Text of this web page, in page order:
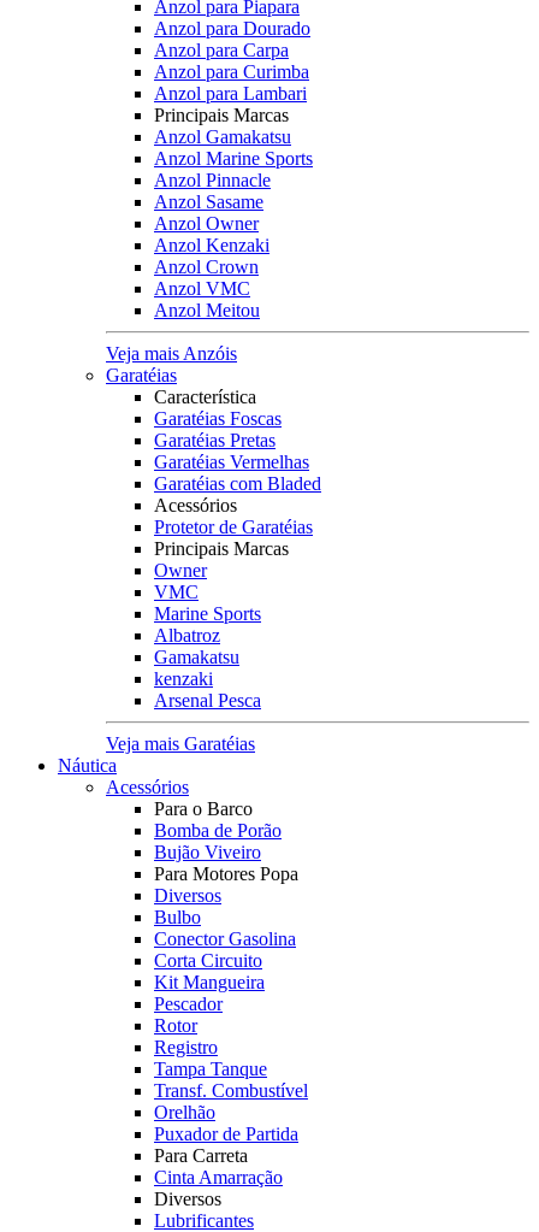
Anzol para Piapara
Anzol para Dourado
Anzol para Carpa
Anzol para Curimba
Anzol para Lambari
Principais Marcas
Anzol Gamakatsu
Anzol Marine Sports
Anzol Pinnacle
Anzol Sasame
Anzol Owner
Anzol Kenzaki
Anzol Crown
Anzol VMC
Anzol Meitou
Veja mais Anzóis
Garatéias
Característica
Garatéias Foscas
Garatéias Pretas
Garatéias Vermelhas
Garatéias com Bladed
Acessórios
Protetor de Garatéias
Principais Marcas
Owner
VMC
Marine Sports
Albatroz
Gamakatsu
kenzaki
Arsenal Pesca
Veja mais Garatéias
Náutica
Acessórios
Para o Barco
Bomba de Porão
Bujão Viveiro
Para Motores Popa
Diversos
Bulbo
Conector Gasolina
Corta Circuito
Kit Mangueira
Pescador
Rotor
Registro
Tampa Tanque
Transf. Combustível
Orelhão
Puxador de Partida
Para Carreta
Cinta Amarração
Diversos
Lubrificantes